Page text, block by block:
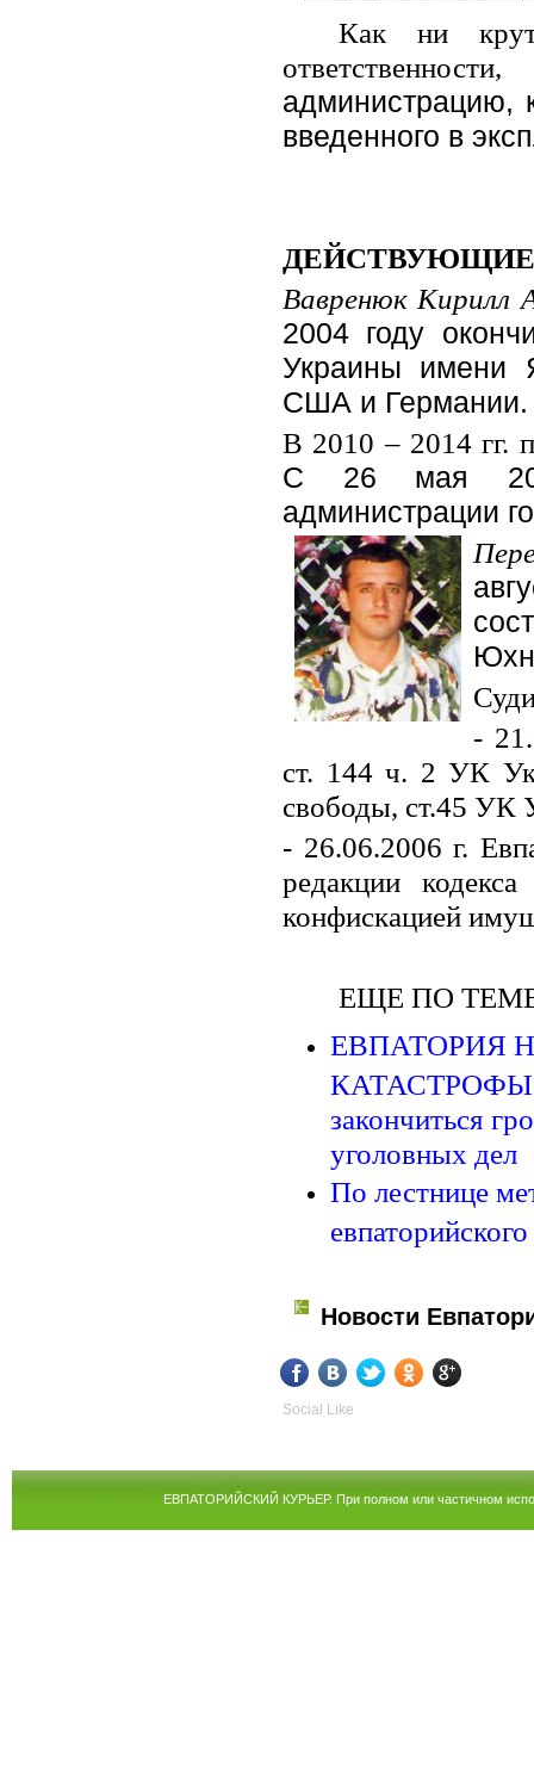
Как ни
администрацию,
введенного в
ДЕЙСТВУЮЩИЕ
Вавренюк Кирилл
2004 году
Украины имени
США и Германии.
В 2010 – 2014 гг.
С 26 мая
администрации
-
ст. 144 ч. 2 УК
свободы, ст.45 УК
- 26.06.2006 г.
редакции
конфискацией
ЕЩЕ ПО
ЕВПАТОРИЯ
КАТАСТРОФЫ:
закончиться
уголовных дел
По лестнице
Новости
Social Like
ЕВПАТОРИЙСКИЙ КУРЬЕР. При полном или частичном